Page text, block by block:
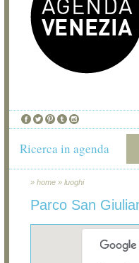
Ricerca in agenda
» home » luoghi
Parco San